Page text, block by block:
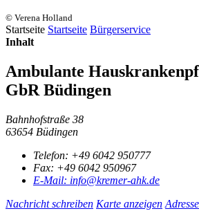
© Verena Holland
Startseite Startseite Bürgerservice
Inhalt
Ambulante
GbR Büdingen
Bahnhofstraße 38
63654 Büdingen
Telefon: +49 6042 950777
Fax: +49 6042 950967
E-Mail: info@kremer-ahk.de
Nachricht schreiben Karte anzeigen